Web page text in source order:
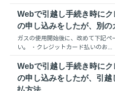
Webで引越し手続き時に
の申し込みをしたが、別の
ガスの使用開始後に、改めて下記ペ
い。 ・クレジットカード払いのお...
Webで引越し手続き時に
の申し込みをしたが、引